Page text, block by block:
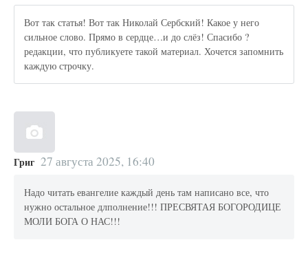
Вот так статья! Вот так Николай Сербский! Какое у него
сильное слово. Прямо в сердце…и до слёз! Спасибо ?
редакции, что публикуете такой материал. Хочется запомнить
каждую строчку.
Григ 27 августа 2025, 16:40
Надо читать евангелие каждый день там написано все, что
нужно остальное длполнение!!! ПРЕСВЯТАЯ БОГОРОДИЦЕ
МОЛИ БОГА О НАС!!!